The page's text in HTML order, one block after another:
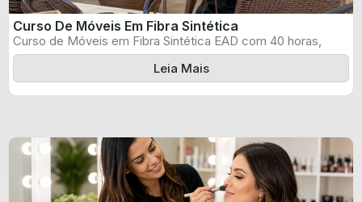
Curso De Móveis Em Fibra Sintética
Curso de Móveis em Fibra Sintética EAD com 40 horas,
certificado informado pelo ...
Leia Mais